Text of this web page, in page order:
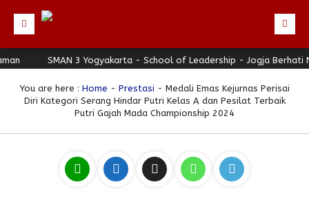
Beranda
Profil
Direktori
SMAN 3 Yogyakarta - School of Leadership - Jogja Berhati
You are here : Home - Prestasi - Medali Emas Kejurnas Perisai
Diri Kategori Serang Hindar Putri Kelas A dan Pesilat Terbaik
Putri Gajah Mada Championship 2024